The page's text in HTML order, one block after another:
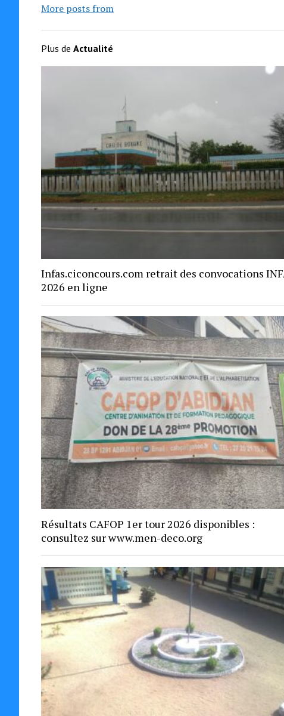
More posts from
Plus de Actualité
Infas.ciconcours.com retrait des convocations
2026 en ligne
Résultats CAFOP 1er tour 2026 disponibles :
consultez sur www.men-deco.org